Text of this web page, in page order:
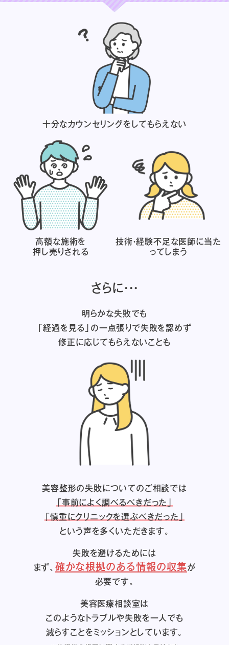
十分なカウンセリングをしてもらえない
高額な施術を
押し売りされる
技術・経験不足な医師に当た
ってしまう
さらに・・・
明らかな失敗でも
「経過を見る」の一点張りで失敗を認めず
修正に応じてもらえないことも
美容整形の失敗についてのご相談では
「事前によく調べるべきだった」
「慎重にクリニックを選ぶべきだった」
という声を多くいただきます。
失敗を避けるためには
まず、確かな根拠のある情報の収集が
必要です。
美容医療相談室は
このようなトラブルや失敗を一人でも
減らすことをミッションとしています。